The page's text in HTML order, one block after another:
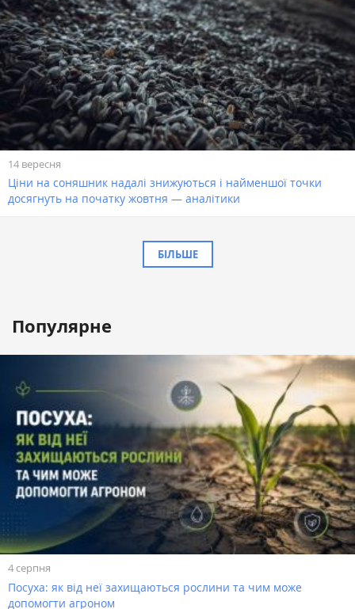
14 вересня
Ціни на соняшник надалі знижуються і найменшої точки
досягнуть на початку жовтня — аналітики
БІЛЬШЕ
Популярне
4 серпня
Посуха: як від неї захищаються рослини та чим може
допомогти агроном